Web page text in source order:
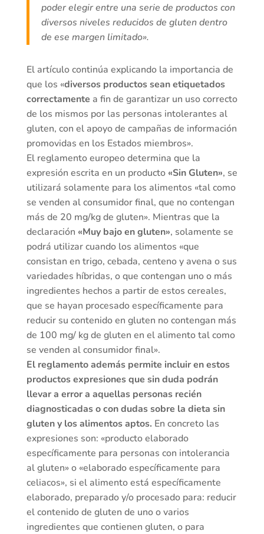
poder elegir entre una serie de productos con
diversos niveles reducidos de gluten dentro
de ese margen limitado».
El artículo continúa explicando la importancia de
que los «diversos productos sean etiquetados
correctamente a fin de garantizar un uso correcto
de los mismos por las personas intolerantes al
gluten, con el apoyo de campañas de información
promovidas en los Estados miembros».
El reglamento europeo determina que la
expresión escrita en un producto «Sin Gluten», se
utilizará solamente para los alimentos «tal como
se venden al consumidor final, que no contengan
más de 20 mg/kg de gluten». Mientras que la
declaración «Muy bajo en gluten», solamente se
podrá utilizar cuando los alimentos «que
consistan en trigo, cebada, centeno y avena o sus
variedades híbridas, o que contengan uno o más
ingredientes hechos a partir de estos cereales,
que se hayan procesado específicamente para
reducir su contenido en gluten no contengan más
de 100 mg/ kg de gluten en el alimento tal como
se venden al consumidor final».
El reglamento además permite incluir en estos
productos expresiones que sin duda podrán
llevar a error a aquellas personas recién
diagnosticadas o con dudas sobre la dieta sin
gluten y los alimentos aptos. En concreto las
expresiones son: «producto elaborado
específicamente para personas con intolerancia
al gluten» o «elaborado específicamente para
celiacos», si el alimento está específicamente
elaborado, preparado y/o procesado para: reducir
el contenido de gluten de uno o varios
ingredientes que contienen gluten, o para